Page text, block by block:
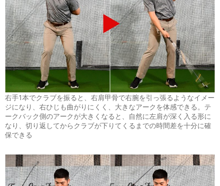
右手1本でクラブを振ると、右肩甲骨で右腕を引っ張るようなイメー
ジになり、右ひじも曲がりにくく、大きなアークを体感できる。テ
ークバック側のアークが大きくなると、自然に左肩が深く入る形に
なり、切り返してからクラブが下りてくるまでの時間差を十分に確
保できる